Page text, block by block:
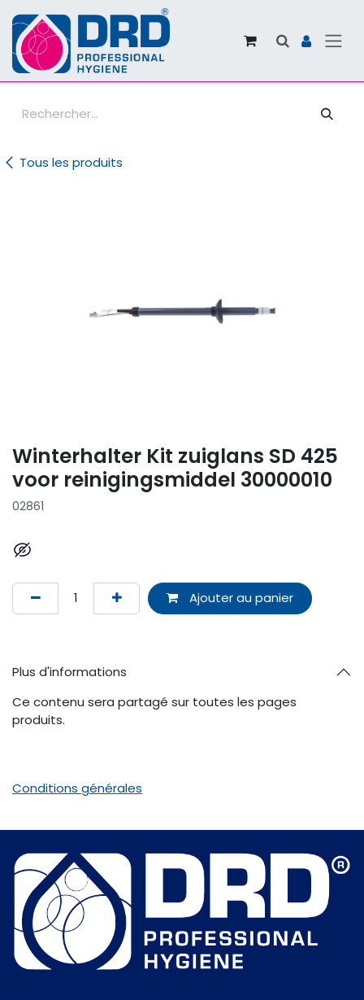
Tous les produits
Winterhalter Kit zuiglans SD 425
voor reinigingsmiddel 30000010
02861
Ajouter au panier
Plus d'informations
Ce contenu sera partagé sur toutes les pages
produits.
Conditions générales